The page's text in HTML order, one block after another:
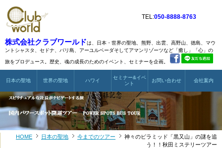
株式会社クラブワールドは、日本・世界の聖地、熊野、出雲、高野山、徳島、マウ
ントシャスタ、 セドナ、バリ島、アーユルベーダそしてアマンリゾーツなど 「癒し」「心」の
旅をプロデュース。歴史、魂の成長のためのイベント、セミナーを企画。
TEL:050-8888-8763
日本の聖地 世界の聖地 ハワイ
セミナー&イベ
ント
お問い合わせ 会社案内
HOME 日本の聖地 今までのツアー
神々のピラミッド「黒又山」の謎を追
う！！秋田ミステリーツアー